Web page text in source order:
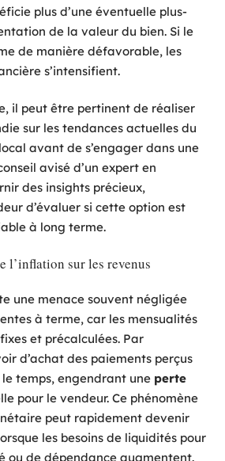
plus d’une éventuelle plus-
de la valeur du bien. Si le
de manière défavorable, les
s’intensifient.
il peut être pertinent de réaliser
sur les tendances actuelles du
avant de s’engager dans une
avisé d’un expert en
des insights précieux,
d’évaluer si cette option est
à long terme.
l’inflation sur les revenus
une menace souvent négligée
à terme, car les mensualités
et précalculées. Par
d’achat des paiements perçus
temps, engendrant une perte
pour le vendeur. Ce phénomène
peut rapidement devenir
les besoins de liquidités pour
ou de dépendance augmentent.